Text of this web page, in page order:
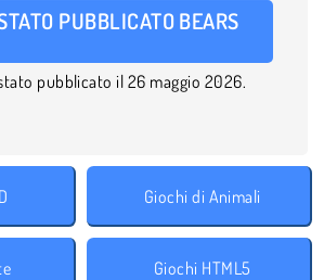
PUBBLICATOBEARS
pubblicato il 26 maggio 2026.
Giochi di Animali
Giochi HTML5